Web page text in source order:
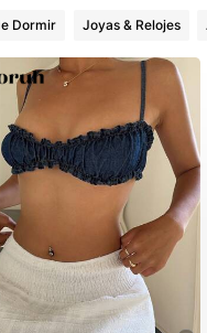
Dormir Joyas & Relojes